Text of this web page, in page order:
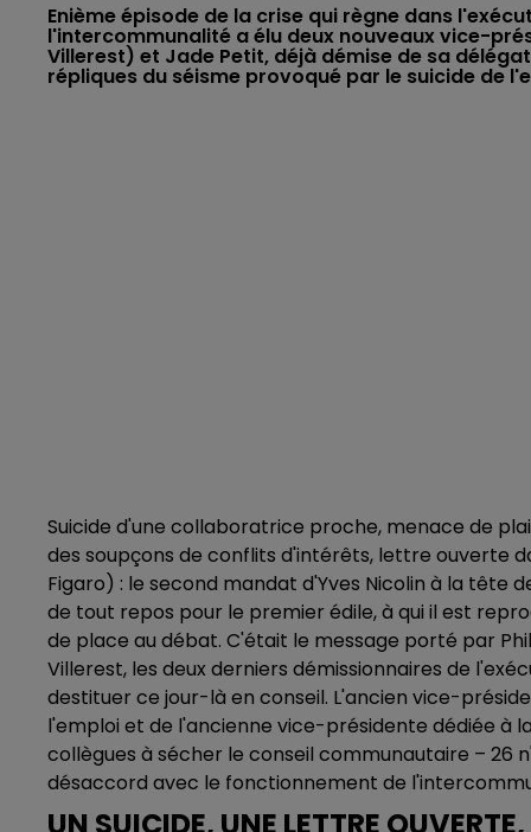
Enième épisode de la crise qui règne dans
l'intercommunalité a élu deux nouveaux vice-
Villerest) et Jade Petit, déjà démise de sa
répliques du séisme provoqué par le suicide de
Suicide d'une collaboratrice proche, menace de
des soupçons de conflits d'intérêts, lettre ouverte
Figaro) : le second mandat d'Yves Nicolin à la tête
de tout repos pour le premier édile, à qui il est
de place au débat. C'était le message porté par
Villerest, les deux derniers démissionnaires de
destituer ce jour-là en conseil. L'ancien vice-
l'emploi et de l'ancienne vice-présidente dédiée à
collègues à sécher le conseil communautaire – 26
désaccord avec le fonctionnement de
UN SUICIDE, UNE LETTRE